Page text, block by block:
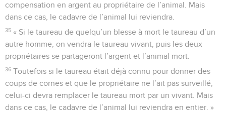
compensation en argent au propriétaire de l’animal. Mais
dans ce cas, le cadavre de l’animal lui reviendra.
35 « Si le taureau de quelqu’un blesse à mort le taureau d’un
autre homme, on vendra le taureau vivant, puis les deux
propriétaires se partageront l’argent et l’animal mort.
36 Toutefois si le taureau était déjà connu pour donner des
coups de cornes et que le propriétaire ne l’ait pas surveillé,
celui-ci devra remplacer le taureau mort par un vivant. Mais
dans ce cas, le cadavre de l’animal lui reviendra en entier. »